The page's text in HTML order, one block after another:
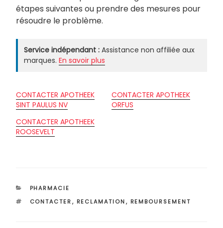
étapes suivantes ou prendre des mesures pour
résoudre le problème.
Service indépendant : Assistance non affiliée aux
marques. En savoir plus
CONTACTER APOTHEEK
SINT PAULUS NV
CONTACTER APOTHEEK
ORFUS
CONTACTER APOTHEEK
ROOSEVELT
CATÉGORIES
PHARMACIE
ÉTIQUETTES
CONTACTER, RECLAMATION, REMBOURSEMENT